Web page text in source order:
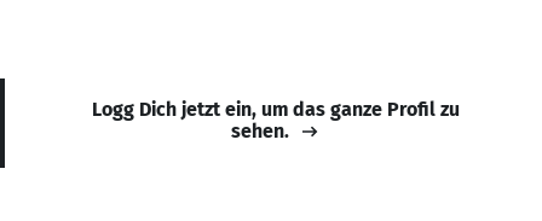
Logg Dich jetzt ein, um das ganze Profil zu
sehen.